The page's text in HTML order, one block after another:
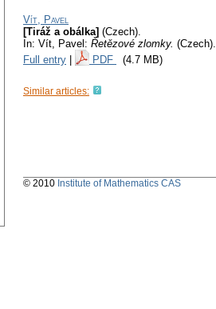
Vít, Pavel
[Tiráž a obálka] (Czech).
In: Vít, Pavel: Řetězové zlomky. (Czech).
Full entry
PDF (4.7 MB)
Similar articles:
© 2010 Institute of Mathematics CAS